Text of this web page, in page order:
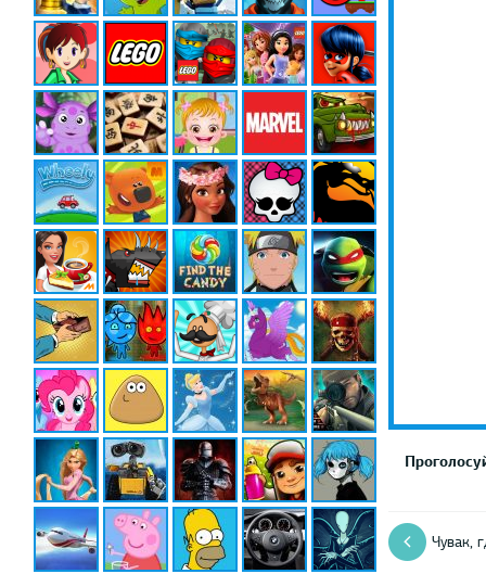
Чувак,